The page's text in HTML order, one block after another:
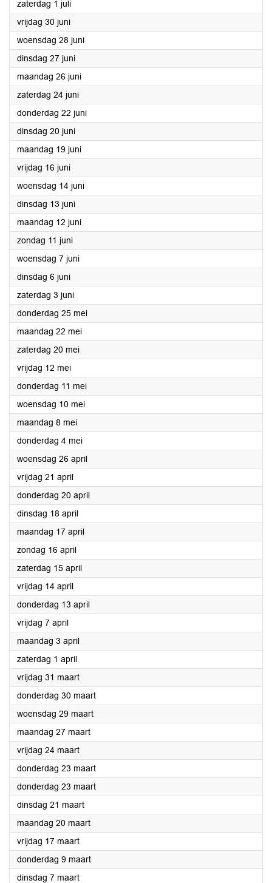
zaterdag 1 juli2023
vrijdag 30 juni2023
woensdag 28 juni2023
dinsdag 27 juni2023
maandag 26 juni2023
zaterdag 24 juni2023
donderdag 22 juni2023
dinsdag 20 juni2023
maandag 19 juni2023
vrijdag 16 juni2023
woensdag 14 juni2023
dinsdag 13 juni2023
maandag 12 juni2023
zondag 11 juni2023
woensdag 7 juni2023
dinsdag 6 juni2023
zaterdag 3 juni2023
donderdag 25 mei2023
maandag 22 mei2023
zaterdag 20 mei2023
vrijdag 12 mei2023
donderdag 11 mei2023
woensdag 10 mei2023
maandag 8 mei2023
donderdag 4 mei2023
woensdag 26 april2023
vrijdag 21 april2023
donderdag 20 april2023
dinsdag 18 april2023
maandag 17 april2023
zondag 16 april2023
zaterdag 15 april2023
vrijdag 14 april2023
donderdag 13 april2023
vrijdag 7 april2023
maandag 3 april2023
zaterdag 1 april2023
vrijdag 31 maart2023
donderdag 30 maart2023
woensdag 29 maart2023
maandag 27 maart2023
vrijdag 24 maart2023
donderdag 23 maart2023
donderdag 23 maart2023
dinsdag 21 maart2023
maandag 20 maart2023
vrijdag 17 maart2023
donderdag 9 maart2023
dinsdag 7 maart2023